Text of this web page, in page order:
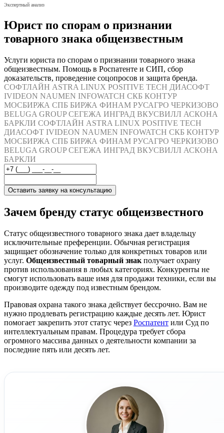
Экспертный анализ
Юрист по спорам о признании
товарного знака общеизвестным
Услуги юриста по спорам о признании товарного знака
общеизвестным. Помощь в Роспатенте и СИП, сбор
доказательств, проведение соцопросов и защита бренда.
СОФТЛАЙН ASTRA LINUX POSITIVE TECH ДИАСОФТ
IVIDEON NAUMEN INFOWATCH СКБ КОНТУР
МОСБИРЖА СПБ БИРЖА ФИНАМ РУСАГРО ЧЕРКИЗОВО
BELUGA GROUP СЕГЕЖА ИНГРАД ВКУСВИЛЛ АСКОНА
БАРКЛИ СОФТЛАЙН ASTRA LINUX POSITIVE TECH
ДИАСОФТ IVIDEON NAUMEN INFOWATCH СКБ КОНТУР
МОСБИРЖА СПБ БИРЖА ФИНАМ РУСАГРО ЧЕРКИЗОВО
BELUGA GROUP СЕГЕЖА ИНГРАД ВКУСВИЛЛ АСКОНА
БАРКЛИ
Оставить заявку на консультацию
Зачем бренду статус общеизвестного
Статус общеизвестного товарного знака дает владельцу
исключительные преференции. Обычная регистрация
защищает обозначение только для конкретных товаров или
услуг. Общеизвестный товарный знак получает охрану
против использования в любых категориях. Конкуренты не
смогут использовать ваше имя для продажи техники, если вы
производите одежду под известным брендом.
Правовая охрана такого знака действует бессрочно. Вам не
нужно продлевать регистрацию каждые десять лет. Юрист
помогает закрепить этот статус через Роспатент или Суд по
интеллектуальным правам. Процедура требует сбора
огромного массива данных о деятельности компании за
последние пять или десять лет.